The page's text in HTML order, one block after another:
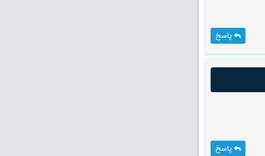
پاسخ
پاسخ